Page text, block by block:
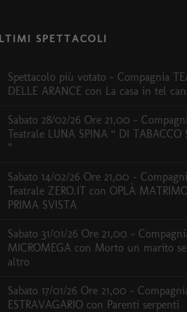
SPETTACOLI
Spettacolo più votato – Compagnia
DELLE ARANCE con La casa in tel
Sabato 28/02/26 Ore 21,00 –
Teatrale LUNA SPINA “ DI TABACCO
”
Sabato 14/02/26 Ore 21,00 –
Teatrale ZERO.IT con OPLÀ
PRIMA SVISTA
Sabato 31/01/26 Ore 21,00 –
MICROMEGA con Morto un marito
altro
Sabato 17/01/26 Ore 21,00 –
ESTRAVAGARIO con Parenti serpenti